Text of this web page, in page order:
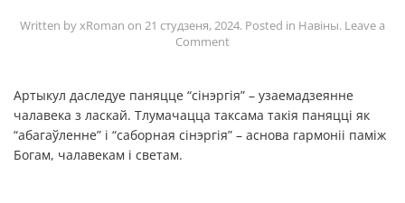
Written byxRoman on 21 студзеня, 2024. Posted in Навіны. Leave a
Comment
Артыкул даследуе паняцце “сінэргія” – узаемадзеянне
чалавека з ласкай. Тлумачацца таксама такія паняцці як
“абагаўленне” і “саборная сінэргія” – аснова гармоніі паміж
Богам, чалавекам і светам.